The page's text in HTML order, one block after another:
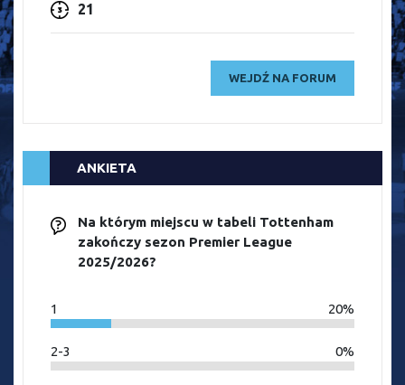
21
WEJDŹ NA FORUM
ANKIETA
Na którym miejscu w tabeli Tottenham
zakończy sezon Premier League
2025/2026?
1 20%
2-3 0%